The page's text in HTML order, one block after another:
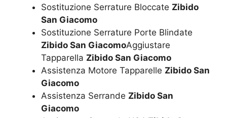
Sostituzione Serrature Bloccate Zibido
San Giacomo
Sostituzione Serrature Porte Blindate
Zibido San GiacomoAggiustare
Tapparella Zibido San Giacomo
Assistenza Motore Tapparelle Zibido San
Giacomo
Assistenza Serrande Zibido San
Giacomo